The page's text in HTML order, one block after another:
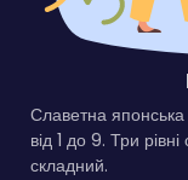
Славетна японська
від 1 до 9. Три
складний.